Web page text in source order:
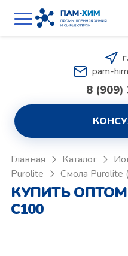
pam-
8 (909)
Главная Каталог
Purolite
Смола Purolite
КУПИТЬ ОПТОМ
C100